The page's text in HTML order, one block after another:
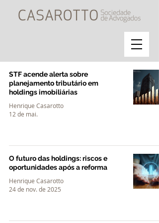
STF acende alerta sobre
planejamento tributário em
holdings imobiliárias
Henrique Casarotto
12 de mai.
O futuro das holdings: riscos e
oportunidades após a reforma
Henrique Casarotto
24 de nov. de 2025